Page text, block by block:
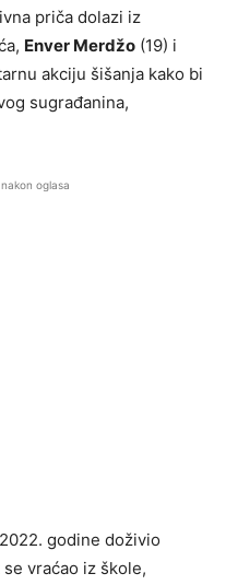
priča dolazi iz
Enver Merdžo (19) i
akciju šišanja kako bi
sugrađanina,
oglasa
godine doživio
vraćao iz škole,